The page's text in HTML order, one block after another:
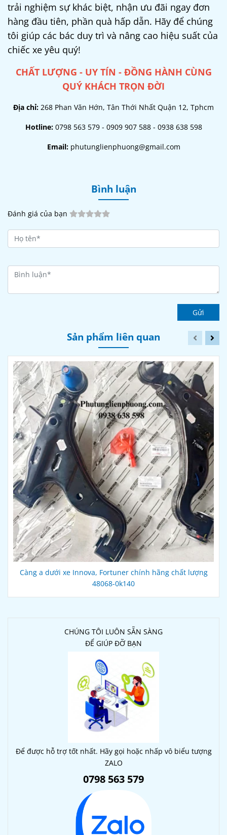
trải nghiệm sự khác biệt, nhận ưu đãi ngay đơn
hàng đầu tiên, phần quà hấp dẫn. Hãy để chúng
tôi giúp các bác duy trì và nâng cao hiệu suất của
chiếc xe yêu quý!
CHẤT LƯỢNG - UY TÍN - ĐỒNG HÀNH CÙNG
QUÝ KHÁCH TRỌN ĐỜI
Địa chỉ: 268 Phan Văn Hớn, Tân Thới Nhất Quận 12, Tphcm
Hotline:0798 563 579 - 0909 907 588 - 0938 638 598
Email: phutunglienphuong@gmail.com
Bình luận
Đánh giá của bạn
Gửi
Sản phẩm liên quan
Càng a dưới xe Innova, Fortuner chính hãng chất lượng
48068-0k140
CHÚNG TÔI LUÔN SẴN SÀNG
ĐỂ GIÚP ĐỠ BẠN
Để được hỗ trợ tốt nhất. Hãy gọi hoặc nhấp vô biểu tượng
ZALO
0798 563 579